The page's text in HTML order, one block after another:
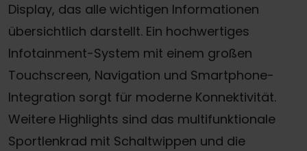
Display, das alle wichtigen Informationen
übersichtlich darstellt. Ein hochwertiges
Infotainment-System mit einem großen
Touchscreen, Navigation und Smartphone-
Integration sorgt für moderne Konnektivität.
Weitere Highlights sind das multifunktionale
Sportlenkrad mit Schaltwippen und die